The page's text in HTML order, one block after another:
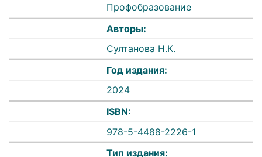
Профобразование
Авторы:
Султанова Н.К.
Год издания:
2024
ISBN:
978-5-4488-2226-1
Тип издания: